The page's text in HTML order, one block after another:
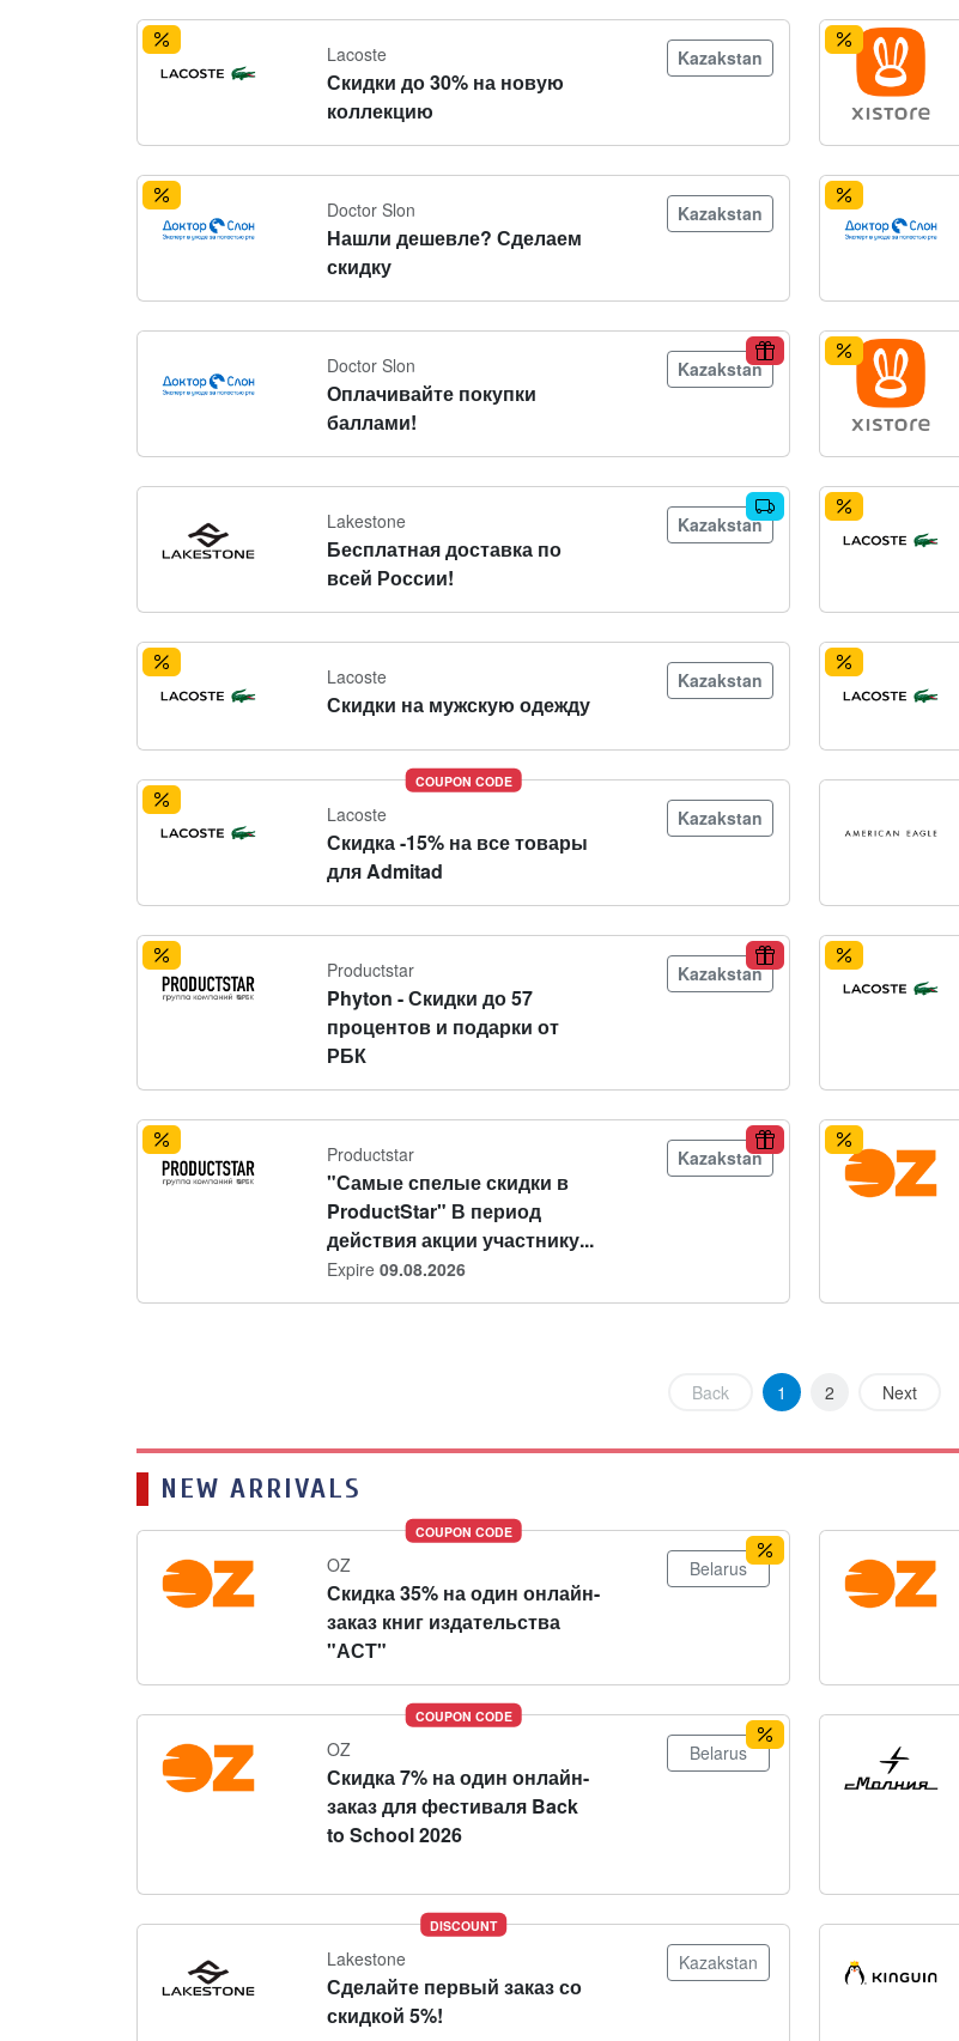
Lacoste
Скидки до 30% на новую
коллекцию
Kazakstan
Doctor Slon
Нашли дешевле? Сделаем
скидку
Kazakstan
Doctor Slon
Оплачивайте покупки
баллами!
Kazakstan
Lakestone
Бесплатная доставка по
всей России!
Kazakstan
Lacoste
Скидки на мужскую одежду
Kazakstan
COUPON CODE
Lacoste
Скидка -15% на все товары
для Admitad
Kazakstan
Productstar
Phyton - Скидки до 57
процентов и подарки от
РБК
Kazakstan
Productstar
"Самые спелые скидки в
ProductStar" В период
действия акции участнику...
Expire 09.08.2026
Kazakstan
Back 1 2 Next
NEW ARRIVALS
COUPON CODE
OZ
Скидка 35% на один онлайн-
заказ книг издательства
"АСТ"
Belarus
COUPON CODE
OZ
Скидка 7% на один онлайн-
заказ для фестиваля Back
to School 2026
Belarus
DISCOUNT
Lakestone
Сделайте первый заказ со
скидкой 5%!
Kazakstan